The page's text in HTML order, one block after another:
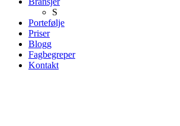
S
Portefølje
Priser
Blogg
Fagbegreper
Kontakt